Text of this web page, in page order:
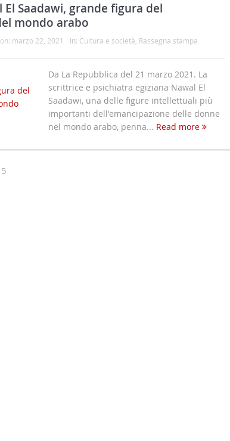
Saadawi, grande figura del
mondo arabo
on: marzo 22, 2021 In: Cultura e società Rassegna stampa
Da La Repubblica del 21 marzo 2021. La
scrittrice e psichiatra egiziana Nawal El
Saadawi, una delle figure intellettuali più
importanti dell'emancipazione delle donne
nel mondo arabo, penna... Read more
5